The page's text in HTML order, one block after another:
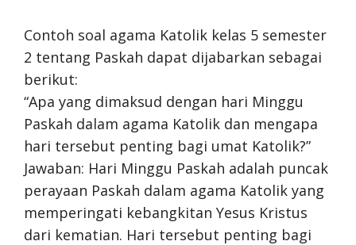
Contoh soal agama Katolik kelas 5 semester
2 tentang Paskah dapat dijabarkan sebagai
berikut:
“Apa yang dimaksud dengan hari Minggu
Paskah dalam agama Katolik dan mengapa
hari tersebut penting bagi umat Katolik?”
Jawaban: Hari Minggu Paskah adalah puncak
perayaan Paskah dalam agama Katolik yang
memperingati kebangkitan Yesus Kristus
dari kematian. Hari tersebut penting bagi